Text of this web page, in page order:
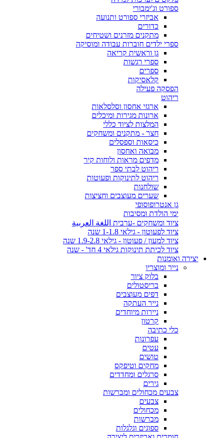
ספורט וג'ימבורי
אביזרי ספורט ותנועה
כדורים
מתקנים מזרנים ושטיחים
ספרי ילדים חוברות עבודה ומוסיקה
גן וראשית קריאה
ספרי רגשות
ספרים
קלאסיקות
הפסקה פעילה
ריהוט
ארגזי אחסון וסלסלאות
ארונות מגירות ומיכלים
המלצות לציוד כללי
חצר - מתקנים ומשחקים
כיסאות וספסלים
מבואה ואחסון
מדפים מראות ולוחות קיר
ריהוט לבתי ספר
ריהוט לתינוקות ופעוטות
שולחנות
שערים מעוצבים וחציצות
גן אנטרופוסופי
ימי הולדת ומסיבות
ציוד ומשחקים -ערבית اللغة العربية
ציוד לפעוטון - גילאי 1-1.8 שנה
ציוד למעון / פעוטון - גילאי 1.9-2.8 שנה
ציוד לכיתת תינוקות גילאי 4 חד' - שנה
יצירה ואומנות
נייר ומוצריו
בלוק ציור
בריסטולים
דפים מעוצבים
נייר העתקה
ניירות מיוחדים
קרטון
כלי כתיבה
עפרונות
עטים
טושים
מחקים וטיפקס
סרגלים ומחדדים
גירים
צבעים מכחולים ומברשות
צבעים
מכחולים
מברשות
ספוגים וגלגלות